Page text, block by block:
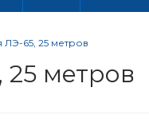
Хлобыстова 15, 2
Вс: Выходной
65, 25 метров
метров